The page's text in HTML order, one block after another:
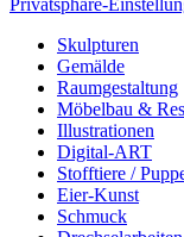
Privatsphäre-
Skulpturen
Gemälde
Raumgestaltung
Möbelbau &
Illustrationen
Digital-ART
Stofftiere /
Eier-Kunst
Schmuck